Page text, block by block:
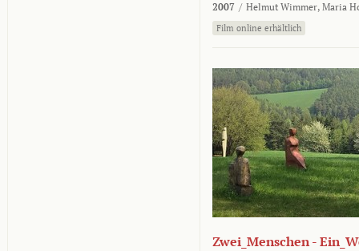
2007 / Helmut Wimmer, Maria
Film online erhältlich
Zwei_Menschen -